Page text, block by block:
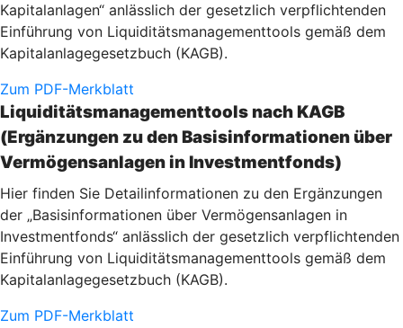
Kapitalanlagen“ anlässlich der gesetzlich verpflichtenden
Einführung von Liquiditätsmanagementtools gemäß dem
Kapitalanlagegesetzbuch (KAGB).
Zum PDF-Merkblatt
Liquiditätsmanagementtools nach KAGB
(Ergänzungen zu den Basisinformationen über
Vermögensanlagen in Investmentfonds)
Hier finden Sie Detailinformationen zu den Ergänzungen
der „Basisinformationen über Vermögensanlagen in
Investmentfonds“ anlässlich der gesetzlich verpflichtenden
Einführung von Liquiditätsmanagementtools gemäß dem
Kapitalanlagegesetzbuch (KAGB).
Zum PDF-Merkblatt